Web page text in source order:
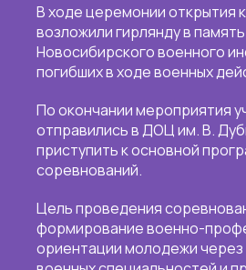
В ходе церемонии открытия
возложили гирлянду в
Новосибирского военного
погибших в ходе военных
По окончании мероприятия
отправились в ДОЦ им. В.
приступить к основной
соревнований.
Цель проведения
формирование военно-
ориентации молодежи